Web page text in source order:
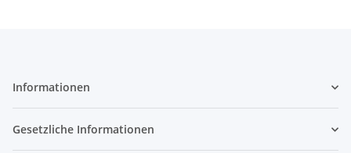
Informationen
Gesetzliche Informationen